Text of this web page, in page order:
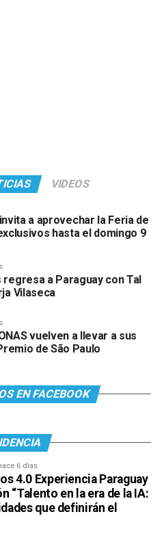
VIDEOS
a aprovechar la Feria de
hasta el domingo 9
a Paraguay con Tal
Vilaseca
vuelven a llevar a sus
de São Paulo
EN FACEBOOK
6 días
4.0 Experiencia Paraguay
“Talento en la era de la IA:
que definirán el